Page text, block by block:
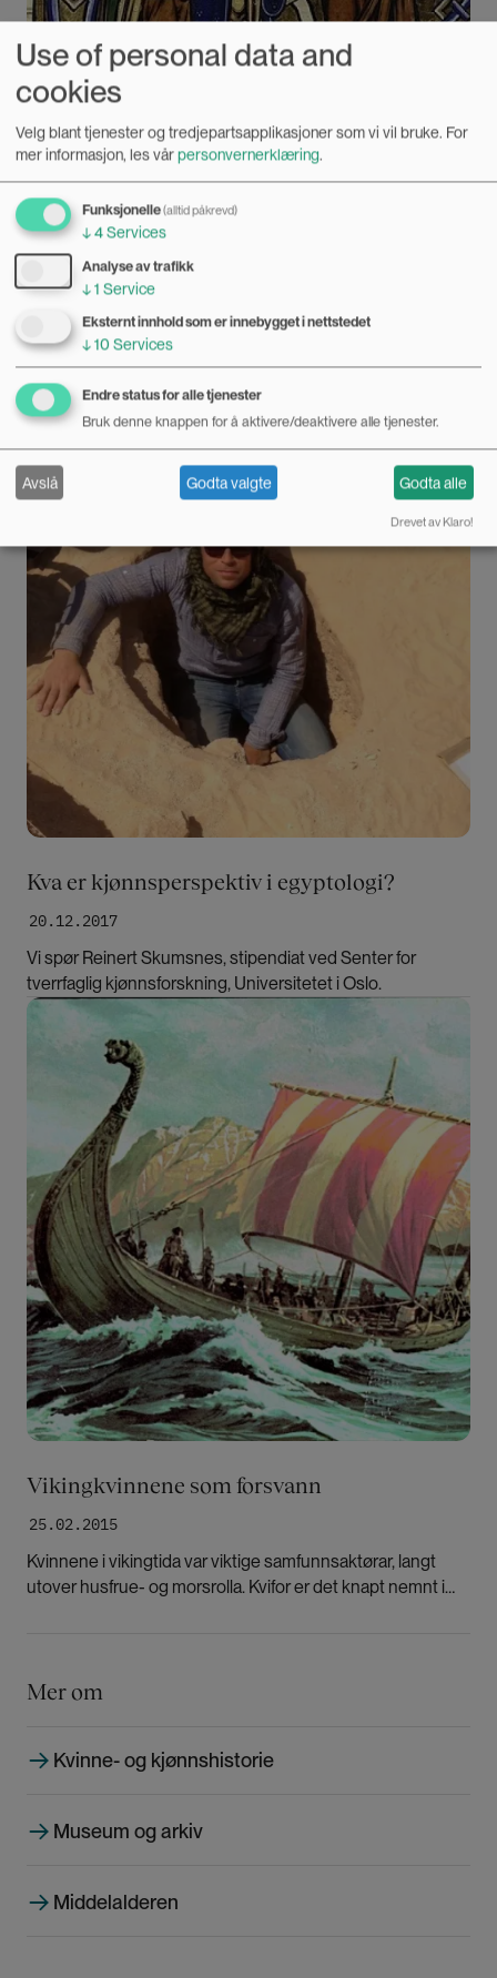
05.04.2018
Middelalderdronninger hadde mye makt
Forskning på sjakkbrikker, seil og sagalitteratur viser
hvordan norske dronninger i vikingtid og middelalder
hadde større innflytelse i sin egen samtid enn man hittil har
trodd.
20.12.2017
Kva er kjønnsperspektiv i egyptologi?
Vi spør Reinert Skumsnes, stipendiat ved Senter for
tverrfaglig kjønnsforskning, Universitetet i Oslo.
Bilde
FORSKEREN SVARER
25.02.2015
Vikingkvinnene som forsvann
Kvinnene i vikingtida var viktige samfunnsaktørar, langt
utover husfrue- og morsrolla. Kvifor er det knapt nemnt i
Bilde
Mer om
Kvinne- og kjønnshistorie
Museum og arkiv
Middelalderen
Use of personal data and
cookies
Velg blant tjenester og tredjepartsapplikasjoner som vi vil bruke. For
mer informasjon, les vårpersonvernerklæring.
Funksjonelle(alltid påkrevd)
↓4Services
Analyse av trafikk
↓1 Service
Eksternt innhold som er innebygget i nettstedet
↓10 Services
Endre status for alle tjenester
Bruk denne knappen for å aktivere/deaktivere alle tjenester.
Avslå Godta valgte Godta alle
Drevet av Klaro!